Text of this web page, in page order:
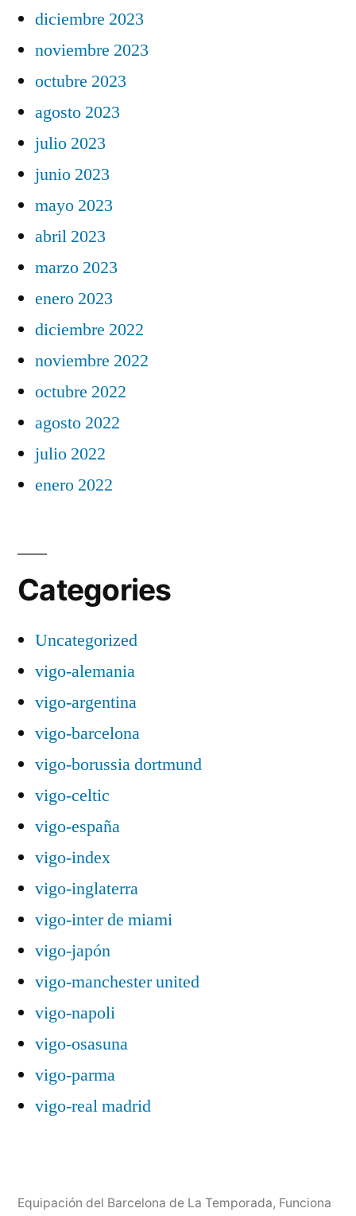
diciembre 2023
noviembre 2023
octubre 2023
agosto 2023
julio 2023
junio 2023
mayo 2023
abril 2023
marzo 2023
enero 2023
diciembre 2022
noviembre 2022
octubre 2022
agosto 2022
julio 2022
enero 2022
Categories
Uncategorized
vigo-alemania
vigo-argentina
vigo-barcelona
vigo-borussia dortmund
vigo-celtic
vigo-españa
vigo-index
vigo-inglaterra
vigo-inter de miami
vigo-japón
vigo-manchester united
vigo-napoli
vigo-osasuna
vigo-parma
vigo-real madrid
Equipación del Barcelona de La Temporada, Funciona